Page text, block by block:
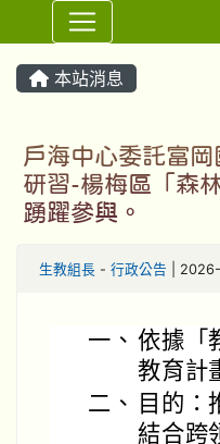
本站消息
戶海中心委託富
研習-楊梅區「森
踴躍參與。
生教組長 - 行政公告 |
一、 依據「
教育計
二、
目的：
結合跨